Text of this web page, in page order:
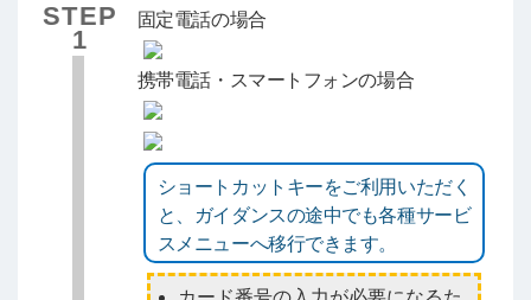
STEP
1
固定電話の場合
携帯電話・スマートフォンの場合
ショートカットキーをご利用いただく
と、ガイダンスの途中でも各種サービ
スメニューへ移行できます。